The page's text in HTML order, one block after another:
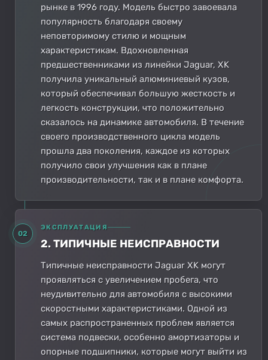
рынке в 1996 году. Модель быстро завоевала
популярность благодаря своему
неповторимому стилю и мощным
характеристикам. Вдохновленная
предшественниками из линейки Jaguar, XK
получила уникальный алюминиевый кузов,
который обеспечивал большую жесткость и
легкость конструкции, что положительно
сказалось на динамике автомобиля. В течение
своего производственного цикла модель
прошла два поколения, каждое из которых
получило свои улучшения как в плане
производительности, так и в плане комфорта.
02
ЭКСПЛУАТАЦИЯ
2. ТИПИЧНЫЕ НЕИСПРАВНОСТИ
Типичные неисправности Jaguar XK могут
проявляться с увеличением пробега, что
неудивительно для автомобиля с высокими
скоростными характеристиками. Одной из
самых распространенных проблем является
система подвески, особенно амортизаторы и
опорные подшипники, которые могут выйти из